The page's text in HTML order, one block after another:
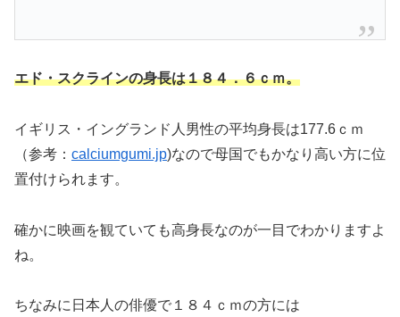
エド・スクラインの身長は１８４．６ｃｍ。
イギリス・イングランド人男性の平均身長は177.6ｃｍ
（参考： calciumgumi.jp)なので母国でもかなり高い方に位
置付けられます。
確かに映画を観ていても高身長なのが一目でわかりますよ
ね。
ちなみに日本人の俳優で１８４ｃｍの方には